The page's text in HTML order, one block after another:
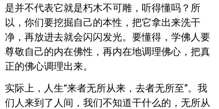
是并不代表它就是朽木不可雕，听得懂吗？所
以，你们要挖掘自己的本性，把它拿出来洗干
净，再放进去就会闪闪发光。要懂得，学佛人要
尊敬自己的内在佛性，再内在地调理佛心，把真
正的佛心调理出来。
实际上，人生“来者无所从来，去者无所至”。我
们人来到了人间，我们不知道干什么的，无所从